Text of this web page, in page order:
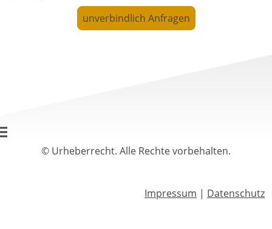
unverbindlich Anfragen
© Urheberrecht. Alle Rechte vorbehalten.
Impressum | Datenschutz